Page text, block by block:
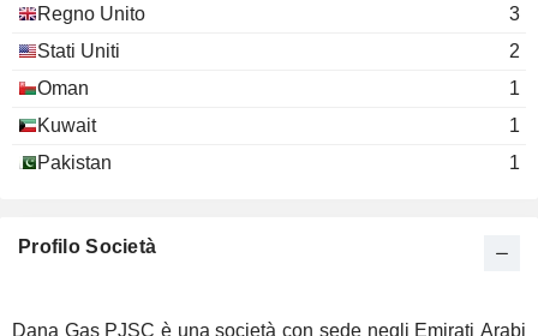
Regno Unito
3
Stati Uniti
2
Oman
1
Kuwait
1
Pakistan
1
Profilo Società
Dana Gas PJSC è una società con sede negli Emirati Arabi